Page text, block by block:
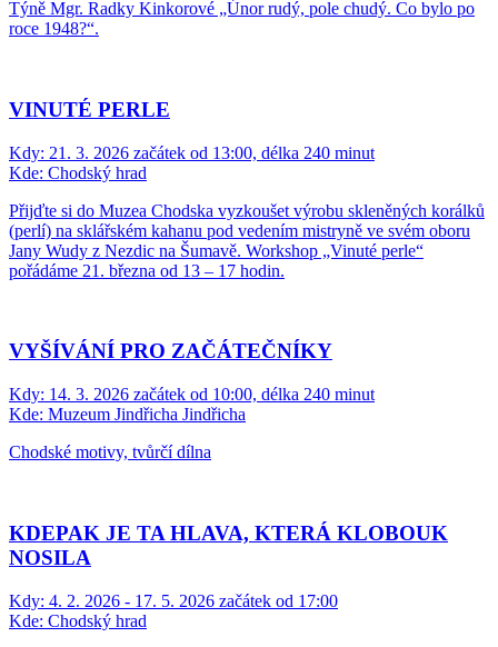
Týně Mgr. Radky Kinkorové „Únor rudý, pole chudý. Co bylo po
roce 1948?“.
VINUTÉ PERLE
Kdy: 21. 3. 2026 začátek od 13:00, délka 240 minut
Kde: Chodský hrad
Přijďte si do Muzea Chodska vyzkoušet výrobu skleněných korálků
(perlí) na sklářském kahanu pod vedením mistryně ve svém oboru
Jany Wudy z Nezdic na Šumavě. Workshop „Vinuté perle“
pořádáme 21. března od 13 – 17 hodin.
VYŠÍVÁNÍ PRO ZAČÁTEČNÍKY
Kdy: 14. 3. 2026 začátek od 10:00, délka 240 minut
Kde: Muzeum Jindřicha Jindřicha
Chodské motivy, tvůrčí dílna
KDEPAK JE TA HLAVA, KTERÁ KLOBOUK
NOSILA
Kdy: 4. 2. 2026 - 17. 5. 2026 začátek od 17:00
Kde: Chodský hrad